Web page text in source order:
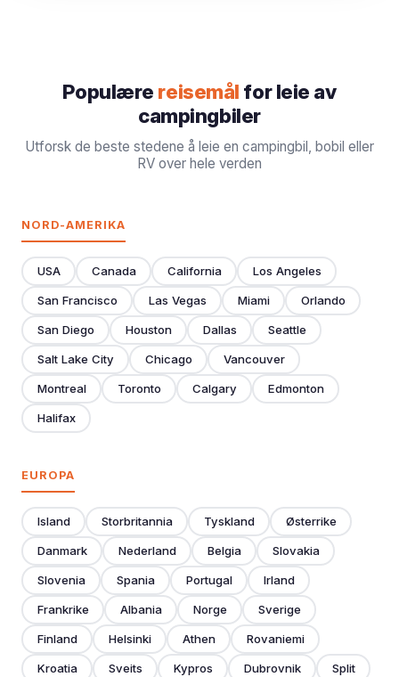
Populære reisemål for leie av
campingbiler
Utforsk de beste stedene å leie en campingbil, bobil eller
RV over hele verden
NORD-AMERIKA
USA Canada California Los Angeles
San Francisco Las Vegas Miami Orlando
San Diego Houston Dallas Seattle
Salt Lake City Chicago Vancouver
Montreal Toronto Calgary Edmonton
Halifax
EUROPA
Island Storbritannia Tyskland Østerrike
Danmark Nederland Belgia Slovakia
Slovenia Spania Portugal Irland
Frankrike Albania Norge Sverige
Finland Helsinki Athen Rovaniemi
Kroatia Sveits Kypros Dubrovnik Split